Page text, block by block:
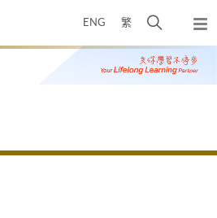
ENG 繁
开
搜
寻
弹
出
主